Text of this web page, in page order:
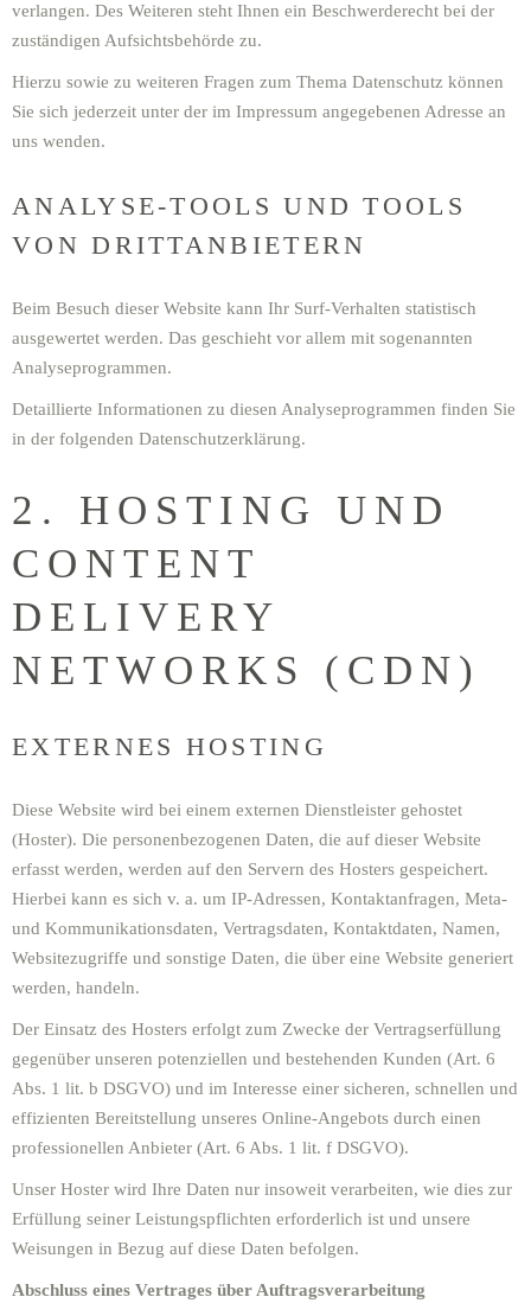
verlangen. Des Weiteren steht Ihnen ein Beschwerderecht bei der
zuständigen Aufsichtsbehörde zu.
Hierzu sowie zu weiteren Fragen zum Thema Datenschutz können
Sie sich jederzeit unter der im Impressum angegebenen Adresse an
uns wenden.
ANALYSE-TOOLS UND TOOLS
VON DRITT­ANBIETERN
Beim Besuch dieser Website kann Ihr Surf-Verhalten statistisch
ausgewertet werden. Das geschieht vor allem mit sogenannten
Analyseprogrammen.
Detaillierte Informationen zu diesen Analyseprogrammen finden Sie
in der folgenden Datenschutzerklärung.
2. HOSTING UND
CONTENT
DELIVERY
NETWORKS (CDN)
EXTERNES HOSTING
Diese Website wird bei einem externen Dienstleister gehostet
(Hoster). Die personenbezogenen Daten, die auf dieser Website
erfasst werden, werden auf den Servern des Hosters gespeichert.
Hierbei kann es sich v. a. um IP-Adressen, Kontaktanfragen, Meta-
und Kommunikationsdaten, Vertragsdaten, Kontaktdaten, Namen,
Websitezugriffe und sonstige Daten, die über eine Website generiert
werden, handeln.
Der Einsatz des Hosters erfolgt zum Zwecke der Vertragserfüllung
gegenüber unseren potenziellen und bestehenden Kunden (Art. 6
Abs. 1 lit. b DSGVO) und im Interesse einer sicheren, schnellen und
effizienten Bereitstellung unseres Online-Angebots durch einen
professionellen Anbieter (Art. 6 Abs. 1 lit. f DSGVO).
Unser Hoster wird Ihre Daten nur insoweit verarbeiten, wie dies zur
Erfüllung seiner Leistungspflichten erforderlich ist und unsere
Weisungen in Bezug auf diese Daten befolgen.
Abschluss eines Vertrages über Auftragsverarbeitung